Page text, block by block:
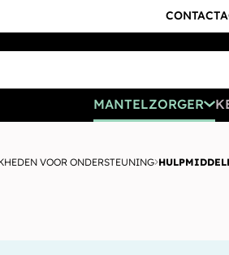
CONTACT
MANTELZORGER
VOOR ONDERSTEUNING